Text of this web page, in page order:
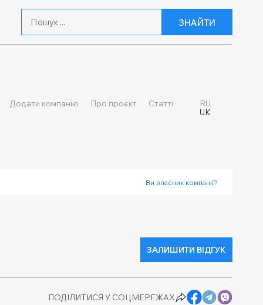
ЗНАЙТИ
Додати компанію Про проєкт Статті
RU
UK
Ви власник компанії?
ЗАЛИШИТИ ВІДГУК
ПОДІЛИТИСЯ У СОЦМЕРЕЖАХ